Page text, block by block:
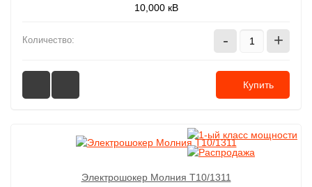
10,000 кВ
Количество: - +
Купить
Электрошокер Молния T10/1311